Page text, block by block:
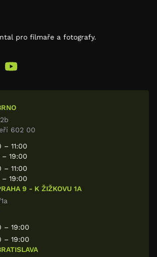
pro filmaře a fotografy.
602 00
– 11:00
– 19:00
– 11:00
– 19:00
9 - K ŽIŽKOVU 1A
– 19:00
– 19:00